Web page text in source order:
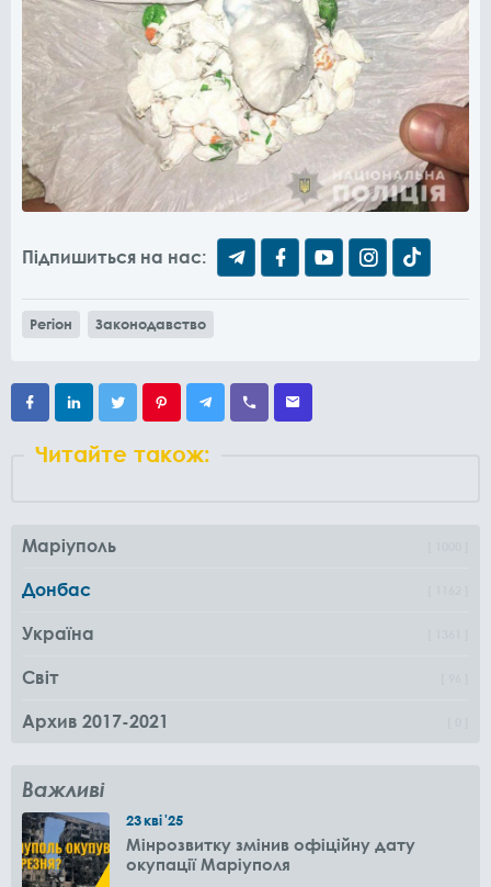
Підпишиться на нас:
Регіон Законодавство
Читайте також:
Маріуполь
Донбас
Україна
Світ
Архив 2017-2021
Важливі
23кві'25
Мінрозвитку змінив офіційну дату
окупації Маріуполя